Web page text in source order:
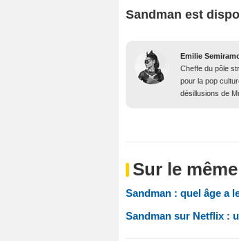
Sandman est
Emilie
Cheffe du pôle
pour la pop
désillusions de
Sur le
Sandman : quel âge a
Sandman sur Netflix :